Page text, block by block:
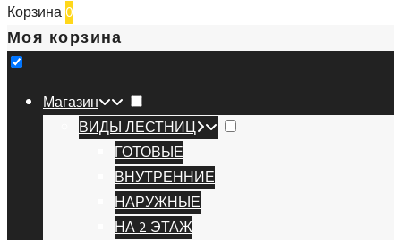
Корзина0
Моя корзина
Магазин
ВИДЫ ЛЕСТНИЦ
ГОТОВЫЕ
ВНУТРЕННИЕ
НАРУЖНЫЕ
НА 2 ЭТАЖ